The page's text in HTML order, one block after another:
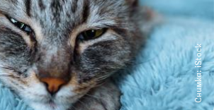
Снимка: iStock